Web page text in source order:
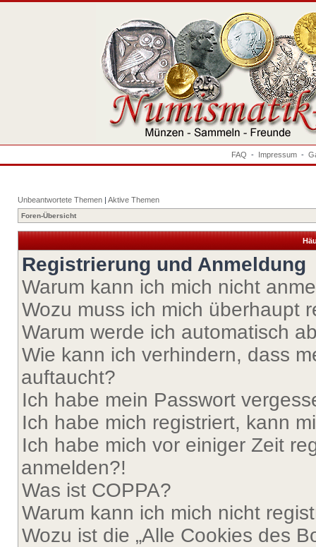
FAQ - Impressum -
Unbeantwortete Themen | Aktive Themen
Foren-Übersicht
Registrierung und Anmeldung
Warum kann ich mich nicht
Wozu muss ich mich überhaupt
Warum werde ich automatisch
Wie kann ich verhindern, dass
auftaucht?
Ich habe mein Passwort
Ich habe mich registriert, kann
Ich habe mich vor einiger Zeit
anmelden?!
Was ist COPPA?
Warum kann ich mich nicht
Wozu ist die „Alle Cookies des